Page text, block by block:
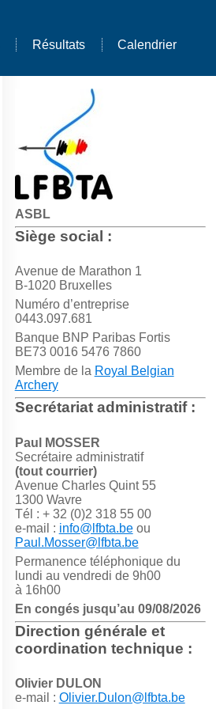
Résultats Calendrier
ASBL
Siège social :
Avenue de Marathon 1
B-1020 Bruxelles
Numéro d’entreprise
0443.097.681
Banque BNP Paribas Fortis
BE73 0016 5476 7860
Membre de la Royal Belgian
Archery
Secrétariat administratif :
Paul MOSSER
Secrétaire administratif
(tout courrier)
Avenue Charles Quint 55
1300 Wavre
Tél : + 32 (0)2 318 55 00
e-mail : info@lfbta.beou
Paul.Mosser@lfbta.be
Permanence téléphonique du
lundi au vendredi de 9h00
à 16h00
En congés jusqu’au 09/08/2026
Direction générale et
coordination technique :
Olivier DULON
e-mail : Olivier.Dulon@lfbta.be